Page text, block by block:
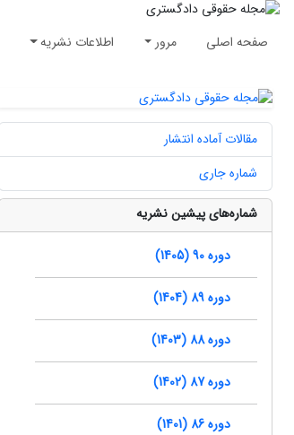
صفحه اصلی مرور اطلاعات نشریه
مقالات آماده انتشار
شماره جاری
شماره‌های پیشین نشریه
دوره 90 (1405)
دوره 89 (1404)
دوره 88 (1403)
دوره 87 (1402)
دوره 86 (1401)